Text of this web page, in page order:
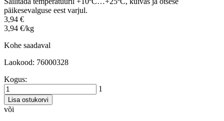
päikesevalguse eest varjul.
3,94 €
3,94 €/kg
Kohe saadaval
Laokood: 76000328
Kogus:
1
Lisa ostukorvi
või